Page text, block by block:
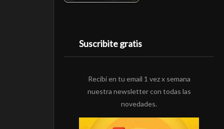
Suscribite gratis
Recibí en tu email 1 vez x semana
nuestra newsletter con todas las
novedades.